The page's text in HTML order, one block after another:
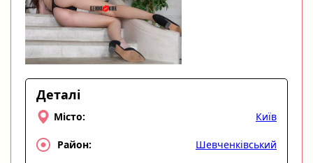
Деталі
Місто: Київ
Район: Шевченківський